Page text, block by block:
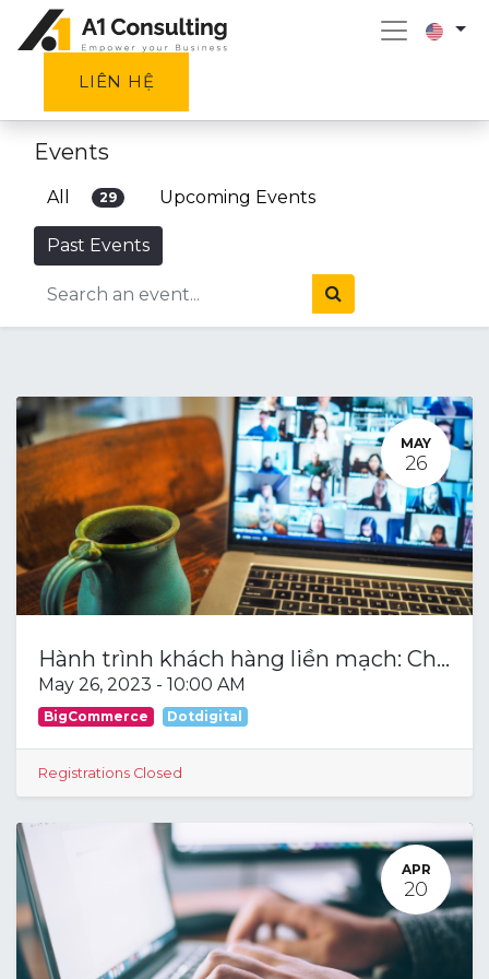
LIÊN HỆ
Events
All 29 Upcoming Events
Past Events
MAY
26
Hành trình khách hàng liền mạch: Chiến lược cho thương mại điện tử thành công
May 26, 2023 - 10:00 AM
BigCommerce Dotdigital
Registrations Closed
APR
20